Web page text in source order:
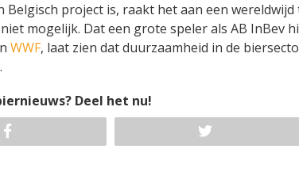
Belgisch project is, raakt het aan een
mogelijk. Dat een grote speler als AB InBev
WWF, laat zien dat duurzaamheid in de
Deel het nu!